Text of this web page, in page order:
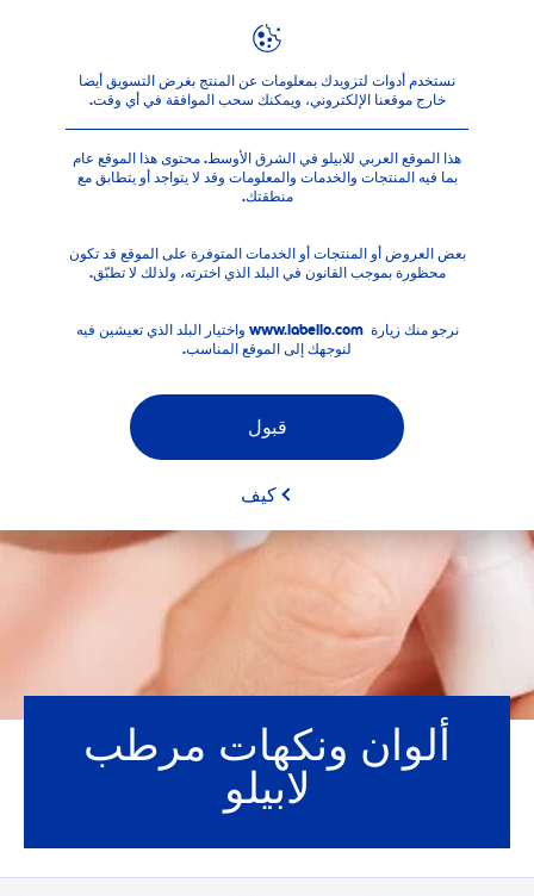
نستخدم أدوات لتزويدك بمعلومات عن المنتج بغرض التسويق أيضا
خارج موقعنا الإلكتروني، ويمكنك سحب الموافقة في أي وقت.
هذا الموقع العربي للابيلو في الشرق الأوسط. محتوى هذا الموقع عام
بما فيه المنتجات والخدمات والمعلومات وقد لا يتواجد أو يتطابق مع
منطقتك.
بعض العروض أو المنتجات أو الخدمات المتوفرة على الموقع قد تكون
محظورة بموجب القانون في البلد الذي اخترته، ولذلك لا تطبّق.
نرجو منك زيارة www.labello.com واختيار البلد الذي تعيشين فيه
لنوجهك إلى الموقع المناسب.
قبول
كيف
العناية والنكهات
ألوان ونكهات مرطب
لابيلو
عوامل التصفية المحددة